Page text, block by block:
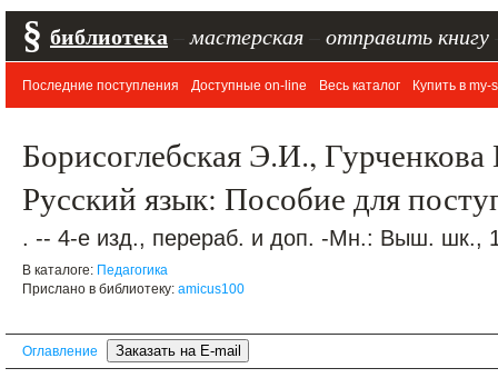
§ библиотека мастерская отправить книгу
Последние поступления Доступные on-line Весь каталог Купить в my-
Борисоглебская Э.И.,
Русский язык: Пособие для
. -- 4-е изд., перераб. и доп. -Мн.: Выш. шк.,
В каталоге: Педагогика
Прислано в библиотеку: amicus100
Оглавление